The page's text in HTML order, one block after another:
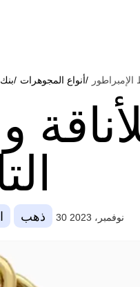
بنك المعرفة/ أنواع المجوهرات/ الإمبراطور
ذهب 30 نوفمبر، 2023